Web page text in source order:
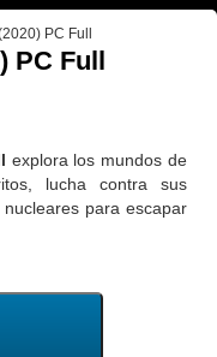
PC Full
PC Full
explora los mundos de
lucha contra sus
para escapar